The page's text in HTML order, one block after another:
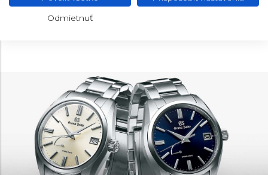
kombinácii s leštenými plochami metódouZaratsualebo
jedinečným poňatím farieb a vzorov číselníkov, často
Odmietnuť